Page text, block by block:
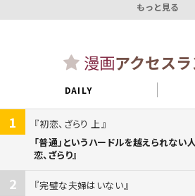
もっと見る
漫画アクセス
DAILY
1
初恋、ざらり 上
「普通」というハードルを越えられない
恋、ざらり』
2
完璧な夫婦はいない